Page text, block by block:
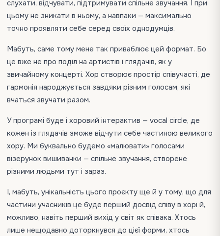
слухати, відчувати, підтримувати спільне звучання. І при
цьому не зникати в ньому, а навпаки — максимально
точно проявляти себе серед своїх однодумців.
Мабуть, саме тому мене так приваблює цей формат. Бо
це вже не про поділ на артистів і глядачів, як у
звичайному концерті. Хор створює простір співучасті, де
гармонія народжується завдяки різним голосам, які
вчаться звучати разом.
У програмі буде і хоровий інтерактив — vocal circle, де
кожен із глядачів зможе відчути себе частиною великого
хору. Ми буквально будемо «малювати» голосами
візерунок вишиванки — спільне звучання, створене
різними людьми тут і зараз.
І, мабуть, унікальність цього проєкту ще й у тому, що для
частини учасників це буде перший досвід співу в хорі й,
можливо, навіть перший вихід у світ як співака. Хтось
лише нещодавно доторкнувся до цієї форми, хтось